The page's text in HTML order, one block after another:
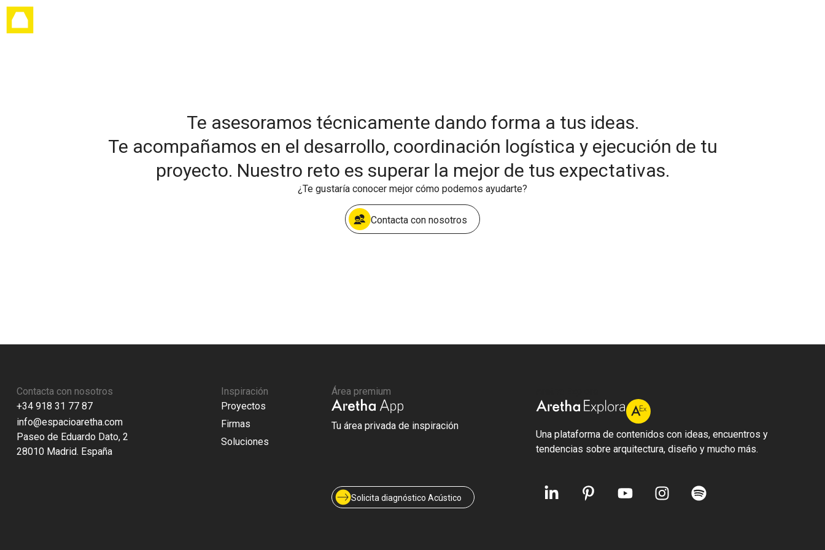
Te asesoramos técnicamente dando forma a tus ideas.
Te acompañamos en el desarrollo, coordinación logística y ejecución de tu
proyecto. Nuestro reto es superar la mejor de tus expectativas.
¿Te gustaría conocer mejor cómo podemos ayudarte?
Contacta con nosotros
Contacta con nosotros
+34 918 31 77 87
info@espacioaretha.com
Paseo de Eduardo Dato, 2
28010 Madrid. España
Inspiración
Proyectos
Firmas
Soluciones
Área premium
Tu área privada de inspiración
Solicita diagnóstico Acústico
Una plataforma de contenidos con ideas, encuentros y
tendencias sobre arquitectura, diseño y mucho más.